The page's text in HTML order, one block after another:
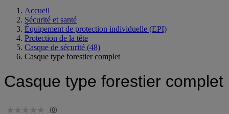
Accueil
Sécurité et santé
Équipement de protection individuelle (EPI)
Protection de la tête
Casque de sécurité (48)
Casque type forestier complet
Casque type forestier complet
(0)